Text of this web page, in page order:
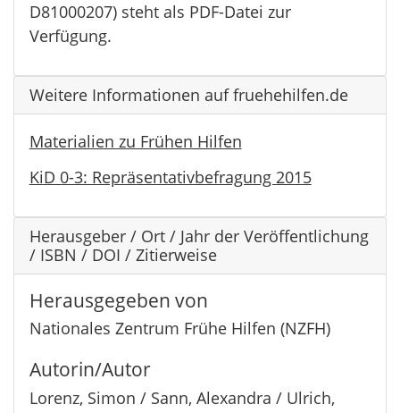
D81000207) steht als PDF-Datei zur
Verfügung.
Weitere Informationen auf fruehehilfen.de
Materialien zu Frühen Hilfen
KiD 0-3: Repräsentativbefragung 2015
Herausgeber / Ort / Jahr der Veröffentlichung
/ ISBN / DOI / Zitierweise
Herausgegeben von
Nationales Zentrum Frühe Hilfen (NZFH)
Autorin/Autor
Lorenz, Simon / Sann, Alexandra / Ulrich,